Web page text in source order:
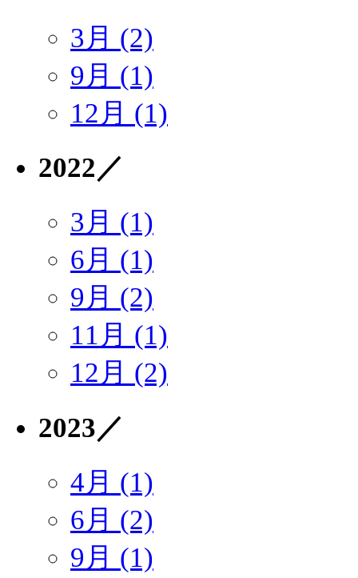
3月 (2)
9月 (1)
12月 (1)
2022／
3月 (1)
6月 (1)
9月 (2)
11月 (1)
12月 (2)
2023／
4月 (1)
6月 (2)
9月 (1)